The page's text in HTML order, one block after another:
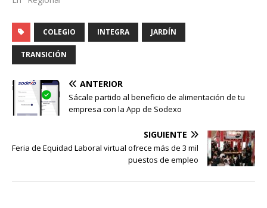
COLEGIO INTEGRA JARDÍN
TRANSICIÓN
ANTERIOR
Sácale partido al beneficio de alimentación de tu
empresa con la App de Sodexo
SIGUIENTE
Feria de Equidad Laboral virtual ofrece más de 3 mil
puestos de empleo